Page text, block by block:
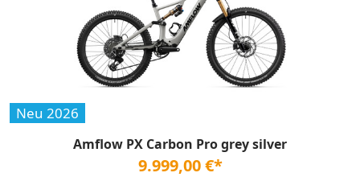
Neu 2026
Amflow PX Carbon Pro grey silver
9.999,00 €*